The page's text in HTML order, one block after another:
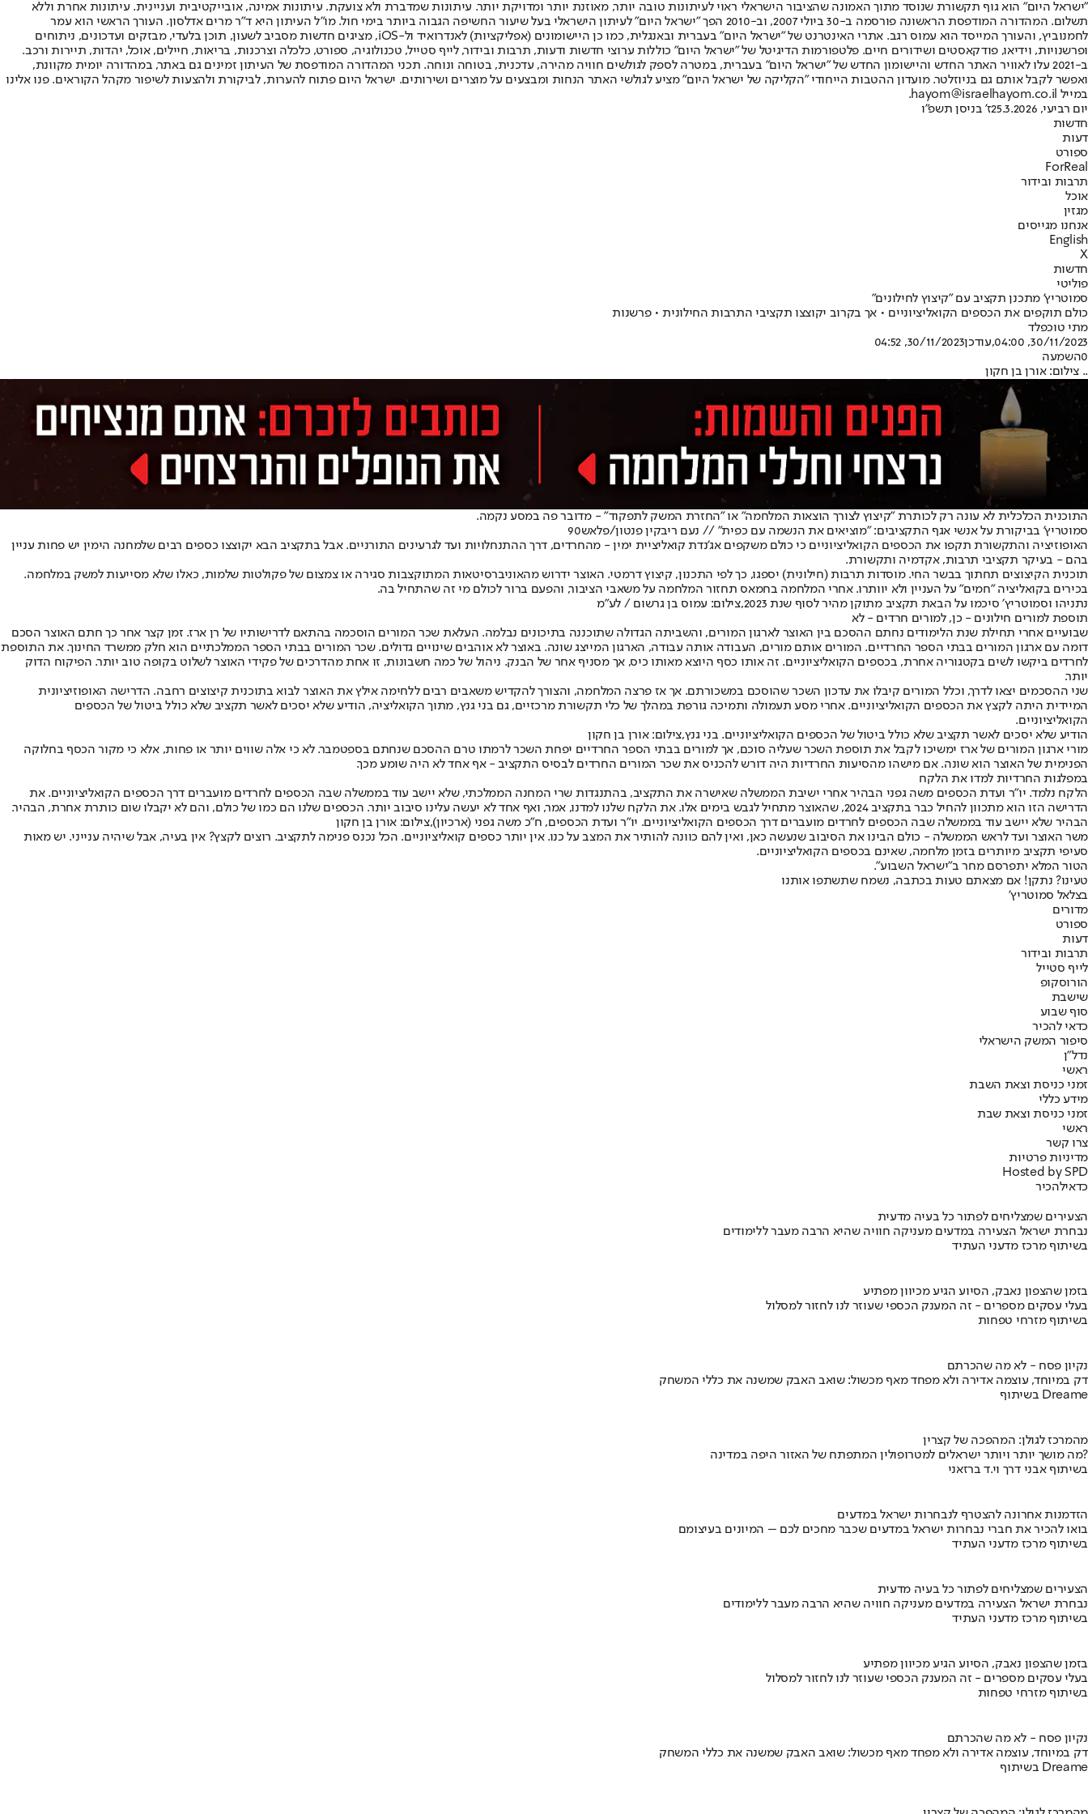
"ישראל היום" הוא גוף תקשורת שנוסד מתוך האמונה שהציבור הישראלי ראוי לעיתונות טובה יותר, מאוזנת יותר ומדויקת יותר. עיתונות שמדברת ולא צועקת. עיתונות אמינה, אובייקטיבית ועניינית. עיתונות אחרת וללא
תשלום. המהדורה המודפסת הראשונה פורסמה ב-30 ביולי 2007, וב-2010 הפך "ישראל היום" לעיתון הישראלי בעל שיעור החשיפה הגבוה ביותר בימי חול. מו"ל העיתון היא ד"ר מרים אדלסון. העורך הראשי הוא עמר
לחמנוביץ, והעורך המייסד הוא עמוס רגב. אתרי האינטרנט של "ישראל היום" בעברית ובאנגלית, כמו כן היישומונים (אפליקציות) לאנדרואיד ול-iOS, מציגים חדשות מסביב לשעון, תוכן בלעדי, מבזקים ועדכונים, ניתוחים
ופרשנויות, וידיאו, פודקאסטים ושידורים חיים. פלטפורמות הדיגיטל של "ישראל היום" כוללות ערוצי חדשות ודעות, תרבות ובידור, לייף סטייל, טכנולוגיה, ספורט, כלכלה וצרכנות, בריאות, חיילים, אוכל, יהדות, תיירות ורכב.
ב-2021 עלו לאוויר האתר החדש והיישומון החדש של "ישראל היום" בעברית, במטרה לספק לגולשים חוויה מהירה, עדכנית, בטוחה ונוחה. תכני המהדורה המודפסת של העיתון זמינים גם באתר, במהדורה יומית מקוונת,
ואפשר לקבל אותם גם בניוזלטר. מועדון ההטבות הייחודי "הקליקה של ישראל היום" מציע לגולשי האתר הנחות ומבצעים על מוצרים ושירותים. ישראל היום פתוח להערות, לביקורת ולהצעות לשיפור מקהל הקוראים. פנו אלינו
במייל hayom@israelhayom.co.il.
יום רביעי, 25.3.2026
ז' בניסן תשפ"ו
חדשות
דעות
ספורט
ForReal
תרבות ובידור
אוכל
מגזין
אנחנו מגייסים
English
X
חדשות
פוליטי
סמוטריץ' מתכנן תקציב עם ״קיצוץ לחילונים״
כולם תוקפים את הכספים הקואליציוניים • אך בקרוב יקוצצו תקציבי התרבות החילונית • פרשנות
מתי טוכפלד
30/11/2023, 04:00
,עודכן30/11/2023, 04:52
0השמעה
.. צילום: אורן בן חקון
התוכנית הכלכלית לא עונה רק לכותרת "קיצוץ לצורך הוצאות המלחמה" או "החזרת המשק לתפקוד" - מדובר פה במסע נקמה.
סמוטריץ' בביקורת על אנשי אגף התקציבים: "מוציאים את הנשמה עם כפית" // נעם ריבקין פנטון/פלאש90
האופוזיציה והתקשורת תקפו את הכספים הקואליציוניים כי כולם משקפים אג'נדת קואליציית ימין - מהחרדים, דרך ההתנחלויות ועד לגרעינים התורניים. אבל בתקציב הבא יקוצצו כספים רבים שלמחנה הימין יש פחות עניין
בהם - בעיקר תקציבי תרבות, אקדמיה ותקשורת.
תוכנית הקיצוצים תחתוך בבשר החי. מוסדות תרבות (חילונית) יספגו, כך לפי התכנון, קיצוץ דרמטי. האוצר ידרוש מהאוניברסיטאות המתוקצבות סגירה או צמצום של פקולטות שלמות, כאלו שלא מסייעות למשק במלחמה.
בכירים בקואליציה "חמים" על העניין ולא יוותרו. אחרי המלחמה בחמאס תחזור המלחמה על משאבי הציבור, והפעם ברור לכולם מי זה שהתחיל בה.
נתניהו וסמוטריץ׳ סיכמו על הבאת תקציב מתוקן מהיר לסוף שנת 2023,צילום: עמוס בן גרשום / לע״מ
תוספת למורים חילונים - כן, למורים חרדים - לא
שבועיים אחרי תחילת שנת הלימודים נחתם ההסכם בין האוצר לארגון המורים, והשביתה הגדולה שתוכננה בתיכונים נבלמה. העלאת שכר המורים הוסכמה בהתאם לדרישותיו של רן ארז. זמן קצר אחר כך חתם האוצר הסכם
דומה עם ארגון המורים בבתי הספר החרדיים. המורים אותם מורים, העבודה אותה עבודה, הארגון המייצג שונה. באוצר לא אוהבים שינויים גדולים. שכר המורים בבתי הספר הממלכתיים הוא חלק ממשרד החינוך. את התוספת
לחרדים ביקשו לשים בקטגוריה אחרת, בכספים הקואליציוניים. זה אותו כסף היוצא מאותו כיס, אך מסניף אחר של הבנק. ניהול של כמה חשבונות, זו אחת מהדרכים של פקידי האוצר לשלוט בקופה טוב יותר. הפיקוח הדוק
יותר.
שני ההסכמים יצאו לדרך, וכלל המורים קיבלו את עדכון השכר שהוסכם במשכורתם. אך אז פרצה המלחמה, והצורך להקדיש משאבים רבים ללחימה אילץ את האוצר לבוא בתוכנית קיצוצים רחבה. הדרישה האופוזיציונית
המיידית היתה לקצץ את הכספים הקואליציוניים. אחרי מסע תעמולה ותמיכה גורפת במהלך של כלי תקשורת מרכזיים, גם בני גנץ, מתוך הקואליציה, הודיע שלא יסכים לאשר תקציב שלא כולל ביטול של הכספים
הקואליציוניים.
הודיע שלא יסכים לאשר תקציב שלא כולל ביטול של הכספים הקואליציוניים. בני גנץ,צילום: אורן בן חקון
מורי ארגון המורים של ארז ימשיכו לקבל את תוספת השכר שעליה סוכם, אך למורים בבתי הספר החרדיים יפחת השכר לרמתו טרם ההסכם שנחתם בספטמבר. לא כי אלה שווים יותר או פחות, אלא כי מקור הכסף בחלוקה
הפנימית של האוצר הוא שונה. אם מישהו מהסיעות החרדיות היה דורש להכניס את שכר המורים החרדים לבסיס התקציב - אף אחד לא היה שומע מכך.
במפלגות החרדיות למדו את הלקח
הלקח נלמד. יו"ר ועדת הכספים משה גפני הבהיר אחרי ישיבת הממשלה שאישרה את התקציב, בהתנגדות שרי המחנה הממלכתי, שלא יישב עוד בממשלה שבה הכספים לחרדים מועברים דרך הכספים הקואליציוניים. את
הדרישה הזו הוא מתכוון להחיל כבר בתקציב 2024, שהאוצר מתחיל לגבש בימים אלו. את הלקח שלנו למדנו, אמר, ואף אחד לא יעשה עלינו סיבוב יותר. הכספים שלנו הם כמו של כולם, והם לא יקבלו שום כותרת אחרת, הבהיר.
הבהיר שלא יישב עוד בממשלה שבה הכספים לחרדים מועברים דרך הכספים הקואליציוניים. יו"ר ועדת הכספים, ח"כ משה גפני (ארכיון),צילום: אורן בן חקון
משר האוצר ועד לראש הממשלה - כולם הבינו את הסיבוב שנעשה כאן, ואין להם כוונה להותיר את המצב על כנו. אין יותר כספים קואליציוניים. הכל נכנס פנימה לתקציב. רוצים לקצץ? אין בעיה, אבל שיהיה ענייני. יש מאות
סעיפי תקציב מיותרים בזמן מלחמה, שאינם בכספים הקואליציוניים.
הטור המלא יתפרסם מחר ב"ישראל השבוע".
טעינו? נתקן! אם מצאתם טעות בכתבה, נשמח שתשתפו אותנו
בצלאל סמוטריץ'
מדורים
ספורט
דעות
תרבות ובידור
לייף סטייל
הורוסקופ
שישבת
סוף שבוע
כדאי להכיר
סיפור המשק הישראלי
נדל"ן
ראשי
זמני כניסת וצאת השבת
מידע כללי
זמני כניסת וצאת שבת
ראשי
צרו קשר
מדיניות פרטיות
Hosted by SPD
כדאילהכיר
הצעירים שמצליחים לפתור כל בעיה מדעית
נבחרת ישראל הצעירה במדעים מעניקה חוויה שהיא הרבה מעבר ללימודים
בשיתוף מרכז מדעני העתיד
בזמן שהצפון נאבק, הסיוע הגיע מכיוון מפתיע
בעלי עסקים מספרים - זה המענק הכספי שעוזר לנו לחזור למסלול
בשיתוף מזרחי טפחות
נקיון פסח - לא מה שהכרתם
דק במיוחד, עוצמה אדירה ולא מפחד מאף מכשול: שואב האבק שמשנה את כללי המשחק
בשיתוף Dreame
מהמרכז לגולן: המהפכה של קצרין
מה מושך יותר ויותר ישראלים למטרופולין המתפתח של האזור היפה במדינה?
בשיתוף אבני דרך וי.ד ברזאני
הזדמנות אחרונה להצטרף לנבחרות ישראל במדעים
בואו להכיר את חברי נבחרות ישראל במדעים שכבר מחכים לכם – המיונים בעיצומם
בשיתוף מרכז מדעני העתיד
הצעירים שמצליחים לפתור כל בעיה מדעית
נבחרת ישראל הצעירה במדעים מעניקה חוויה שהיא הרבה מעבר ללימודים
בשיתוף מרכז מדעני העתיד
בזמן שהצפון נאבק, הסיוע הגיע מכיוון מפתיע
בעלי עסקים מספרים - זה המענק הכספי שעוזר לנו לחזור למסלול
בשיתוף מזרחי טפחות
נקיון פסח - לא מה שהכרתם
דק במיוחד, עוצמה אדירה ולא מפחד מאף מכשול: שואב האבק שמשנה את כללי המשחק
בשיתוף Dreame